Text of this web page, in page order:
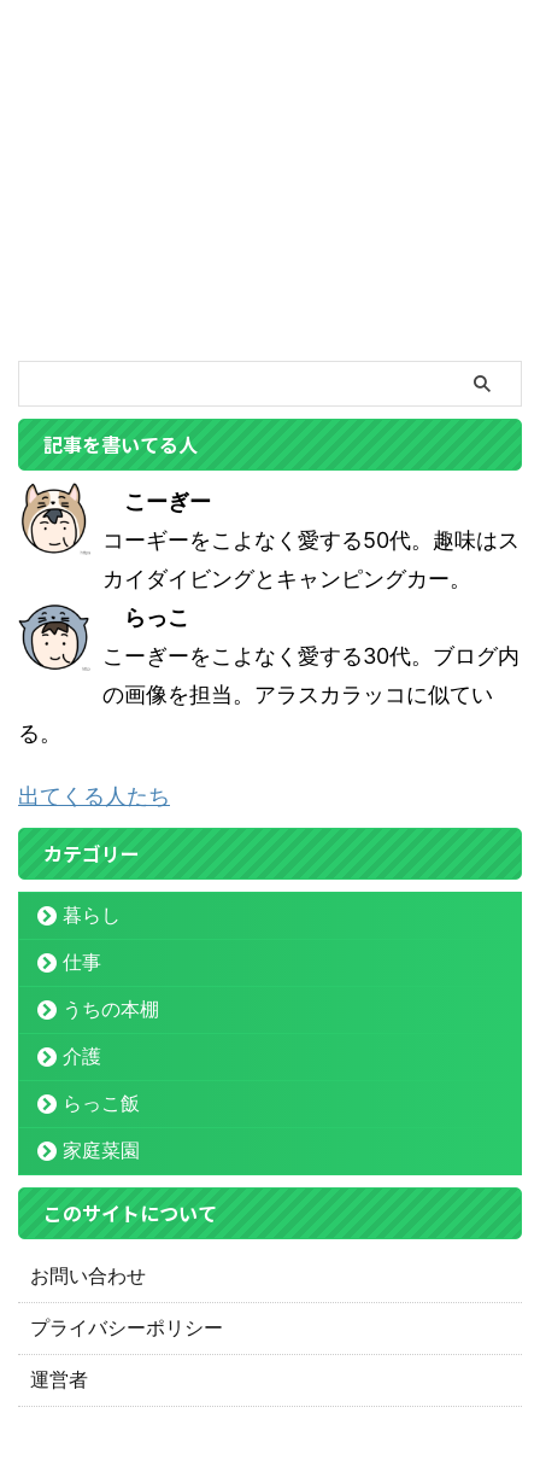
記事を書いてる人
こーぎー
コーギーをこよなく愛する50代。趣味はス
カイダイビングとキャンピングカー。
らっこ
こーぎーをこよなく愛する30代。ブログ内
の画像を担当。アラスカラッコに似てい
る。
出てくる人たち
カテゴリー
暮らし
仕事
うちの本棚
介護
らっこ飯
家庭菜園
このサイトについて
お問い合わせ
プライバシーポリシー
運営者